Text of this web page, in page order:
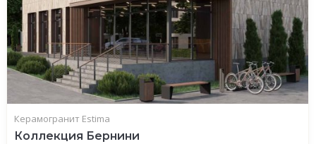
Керамогранит Estima
Коллекция Бернини